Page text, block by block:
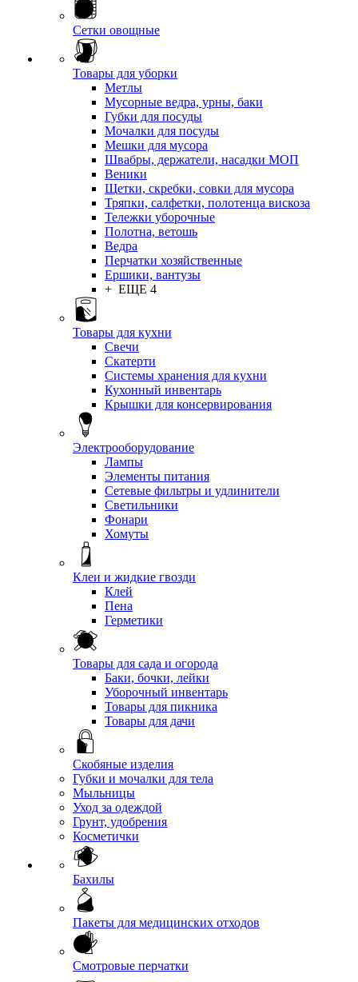
Сетки овощные
Товары для уборки
Метлы
Мусорные ведра, урны, баки
Губки для посуды
Мочалки для посуды
Мешки для мусора
Швабры, держатели, насадки МОП
Веники
Щетки, скребки, совки для мусора
Тряпки, салфетки, полотенца вискоза
Тележки уборочные
Полотна, ветошь
Ведра
Перчатки хозяйственные
Ершики, вантузы
+ ЕЩЕ 4
Товары для кухни
Свечи
Скатерти
Системы хранения для кухни
Кухонный инвентарь
Крышки для консервирования
Электрооборудование
Лампы
Элементы питания
Сетевые фильтры и удлинители
Светильники
Фонари
Хомуты
Клеи и жидкие гвозди
Клей
Пена
Герметики
Товары для сада и огорода
Баки, бочки, лейки
Уборочный инвентарь
Товары для пикника
Товары для дачи
Скобяные изделия
Губки и мочалки для тела
Мыльницы
Уход за одеждой
Грунт, удобрения
Косметички
Бахилы
Пакеты для медицинских отходов
Смотровые перчатки